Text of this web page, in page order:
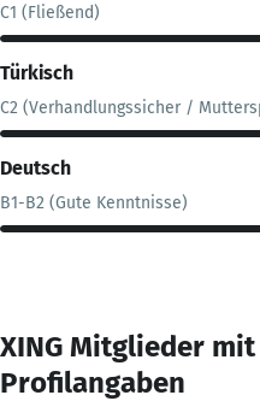
C1 (Fließend)
Türkisch
C2 (Verhandlungssicher /
Deutsch
B1-B2 (Gute Kenntnisse)
XING Mitglieder
Profilangaben